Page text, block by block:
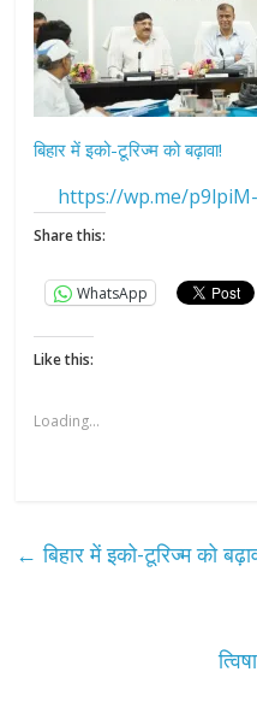
बिहार में इको-टूरिज्म को बढ़ावा!
https://wp.me/p9lpiM-
Share this:
WhatsApp
Like this:
Loading...
← बिहार में इको-टूरिज्म को